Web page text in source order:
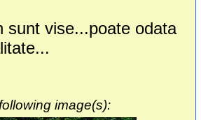
sunt vise...poate odata
image(s):